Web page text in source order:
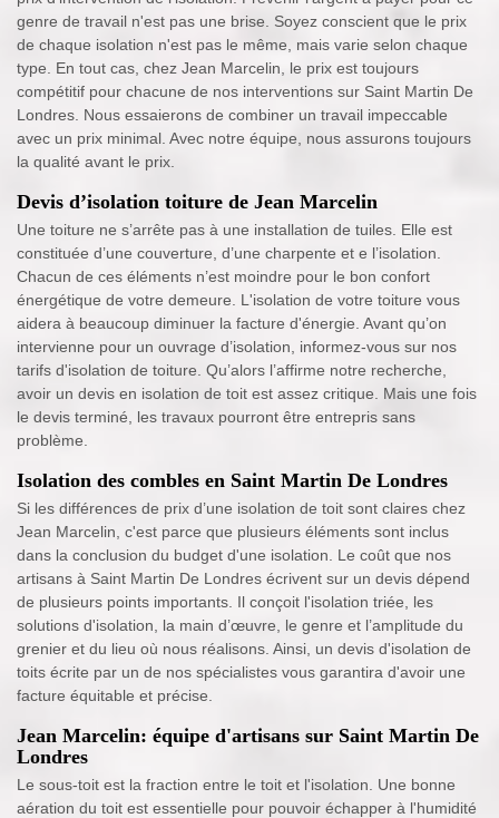
genre de travail n'est pas une brise. Soyez conscient que le prix
de chaque isolation n'est pas le même, mais varie selon chaque
type. En tout cas, chez Jean Marcelin, le prix est toujours
compétitif pour chacune de nos interventions sur Saint Martin De
Londres. Nous essaierons de combiner un travail impeccable
avec un prix minimal. Avec notre équipe, nous assurons toujours
la qualité avant le prix.
Devis d’isolation toiture de Jean Marcelin
Une toiture ne s’arrête pas à une installation de tuiles. Elle est
constituée d’une couverture, d’une charpente et e l’isolation.
Chacun de ces éléments n’est moindre pour le bon confort
énergétique de votre demeure. L'isolation de votre toiture vous
aidera à beaucoup diminuer la facture d'énergie. Avant qu’on
intervienne pour un ouvrage d’isolation, informez-vous sur nos
tarifs d'isolation de toiture. Qu’alors l’affirme notre recherche,
avoir un devis en isolation de toit est assez critique. Mais une fois
le devis terminé, les travaux pourront être entrepris sans
problème.
Isolation des combles en Saint Martin De Londres
Si les différences de prix d’une isolation de toit sont claires chez
Jean Marcelin, c'est parce que plusieurs éléments sont inclus
dans la conclusion du budget d'une isolation. Le coût que nos
artisans à Saint Martin De Londres écrivent sur un devis dépend
de plusieurs points importants. Il conçoit l'isolation triée, les
solutions d'isolation, la main d’œuvre, le genre et l’amplitude du
grenier et du lieu où nous réalisons. Ainsi, un devis d'isolation de
toits écrite par un de nos spécialistes vous garantira d'avoir une
facture équitable et précise.
Jean Marcelin: équipe d'artisans sur Saint Martin De
Londres
Le sous-toit est la fraction entre le toit et l'isolation. Une bonne
aération du toit est essentielle pour pouvoir échapper à l'humidité